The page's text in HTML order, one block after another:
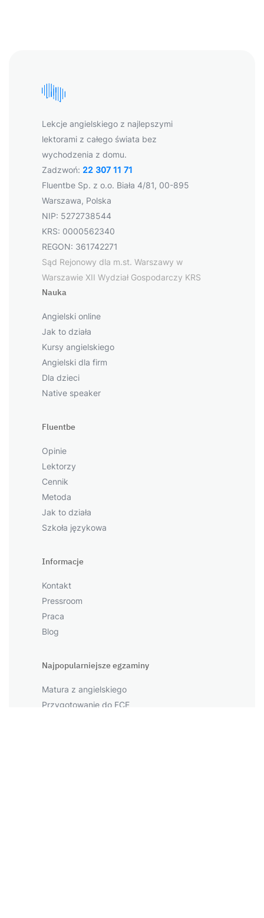
Lekcje angielskiego z najlepszymi
lektorami z całego świata bez
wychodzenia z domu.
Zadzwoń: 22 307 11 71
Fluentbe Sp. z o.o. Biała 4/81, 00-895
Warszawa, Polska
NIP: 5272738544
KRS: 0000562340
REGON: 361742271
Sąd Rejonowy dla m.st. Warszawy w
Warszawie XII Wydział Gospodarczy KRS
Nauka
Angielski online
Jak to działa
Kursy angielskiego
Angielski dla firm
Dla dzieci
Native speaker
Fluentbe
Opinie
Lektorzy
Cennik
Metoda
Jak to działa
Szkoła językowa
Informacje
Kontakt
Pressroom
Praca
Blog
Najpopularniejsze egzaminy
Matura z angielskiego
Przygotowanie do FCE